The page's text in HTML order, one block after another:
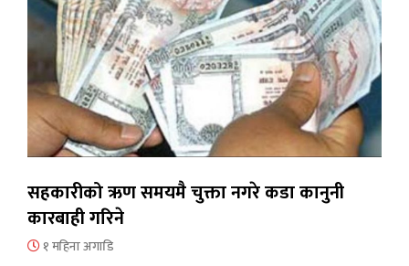
सहकारीको ऋण समयमै चुक्ता नगरे कडा कानुनी
कारबाही गरिने
१ महिना अगाडि